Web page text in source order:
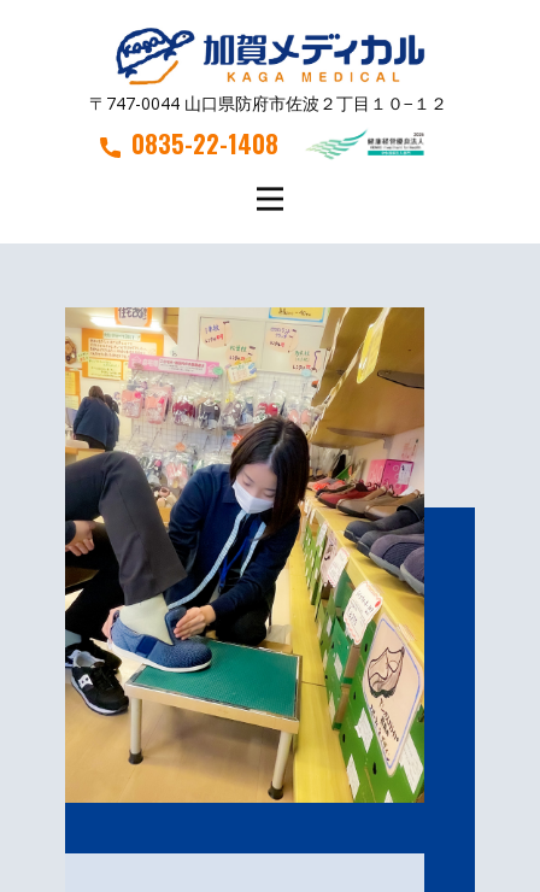
〒747-0044 山口県防府市佐波２丁目１０−１２
0835-22-1408